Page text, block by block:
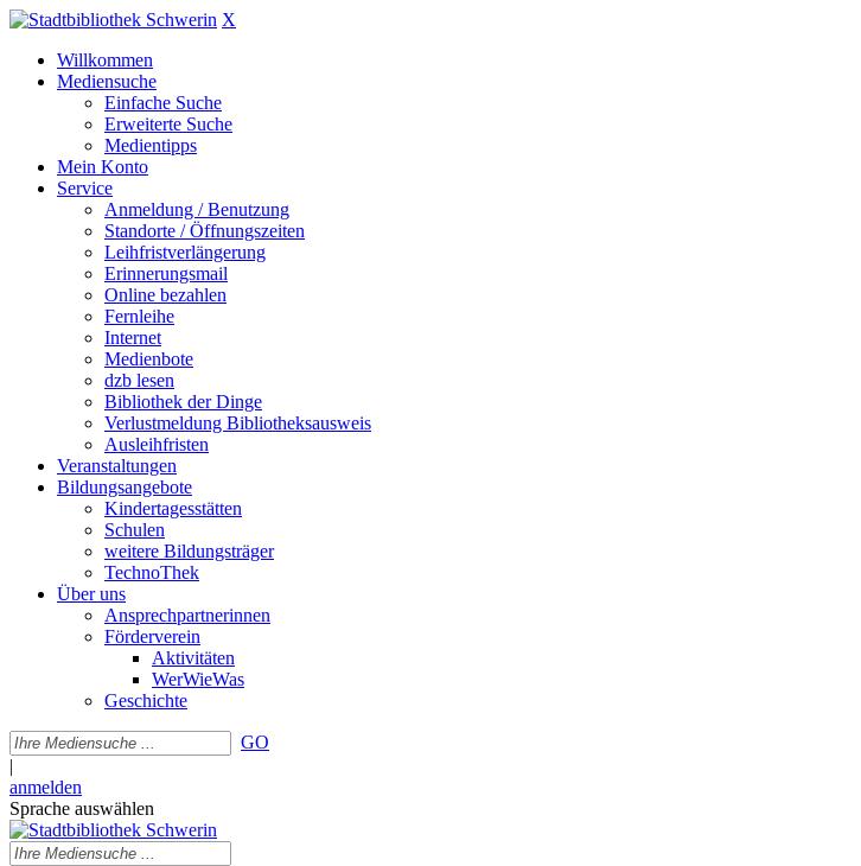
X
Willkommen
Mediensuche
Einfache Suche
Erweiterte Suche
Medientipps
Mein Konto
Service
Anmeldung / Benutzung
Standorte / Öffnungszeiten
Leihfristverlängerung
Erinnerungsmail
Online bezahlen
Fernleihe
Internet
Medienbote
dzb lesen
Bibliothek der Dinge
Verlustmeldung Bibliotheksausweis
Ausleihfristen
Veranstaltungen
Bildungsangebote
Kindertagesstätten
Schulen
weitere Bildungsträger
TechnoThek
Über uns
Ansprechpartnerinnen
Förderverein
Aktivitäten
WerWieWas
Geschichte
GO
|
anmelden
Sprache auswählen